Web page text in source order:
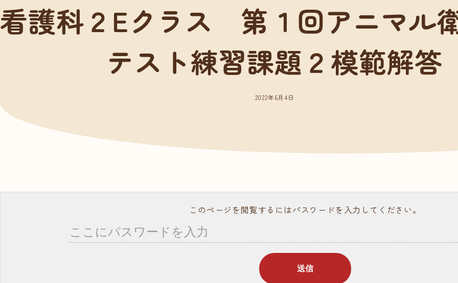
学校案内
めざせる仕事紹介
- トリマー
年間行事スケジュール
在校生の方へ
教職員募集
入学案内
奨学金・教育ローン
愛犬総合学科
卒業生の声
動物看護学科
在校生の声
卒業生の声
コラム記事 個人情報保護について
看護科２Eクラス 第１回アニマル
テスト練習課題２模範解答
2022年6月4日
このページを閲覧するにはパスワードを入力してください。